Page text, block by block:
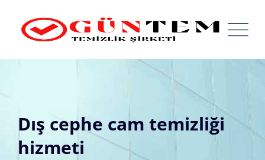
content
Dış cephe cam temizliği
hizmeti